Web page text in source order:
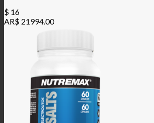
$ 16
AR$ 21994.00